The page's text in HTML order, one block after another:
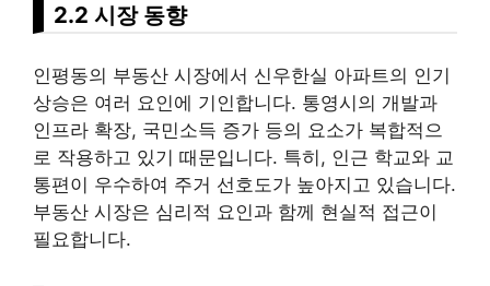
2.2 시장 동향
인평동의 부동산 시장에서 신우한실 아파트의 인기
상승은 여러 요인에 기인합니다. 통영시의 개발과
인프라 확장, 국민소득 증가 등의 요소가 복합적으
로 작용하고 있기 때문입니다. 특히, 인근 학교와 교
통편이 우수하여 주거 선호도가 높아지고 있습니다.
부동산 시장은 심리적 요인과 함께 현실적 접근이
필요합니다.